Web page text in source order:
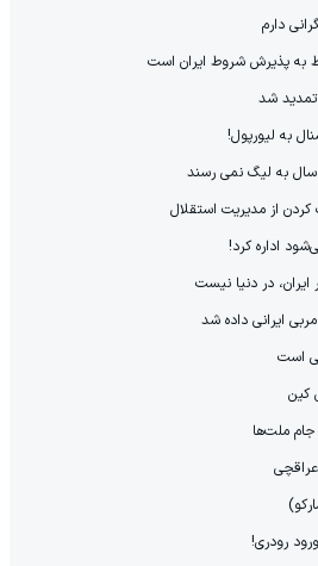
دارم
به پذیرش شروط ایران است
تمدید شد
سال به لیگ نمی رسند
از مدیریت استقلال
اداره کرد!
در دنیا نیست
ایرانی داده شد
است
کین
جام ملت‌ها
ورود رودری!